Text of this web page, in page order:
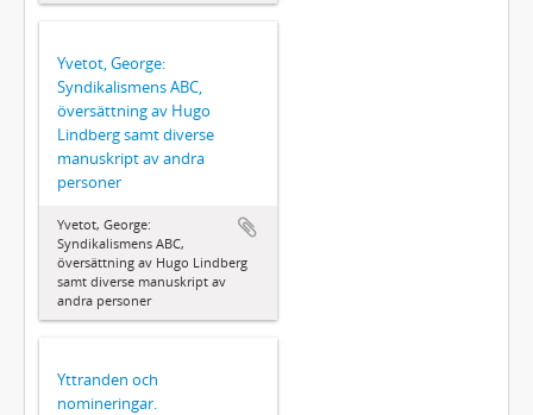
Yvetot, George:
Syndikalismens ABC,
översättning av Hugo
Lindberg samt diverse
manuskript av andra
personer
Yvetot, George:
Syndikalismens ABC,
översättning av Hugo Lindberg
samt diverse manuskript av
andra personer
Yttranden och
nomineringar.